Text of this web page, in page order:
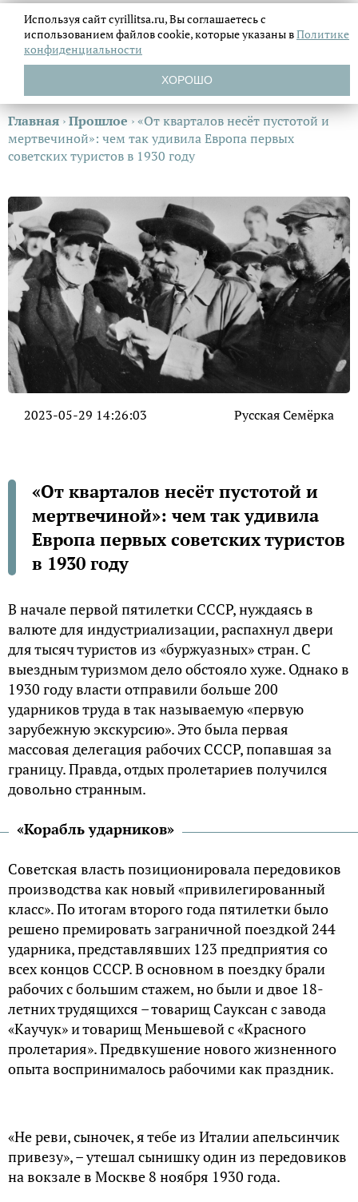
Главная ›Прошлое ›«От кварталов несёт пустотой и
мертвечиной»: чем так удивила Европа первых
советских туристов в 1930 году
2023-05-29 14:26:03 Русская Семёрка
«От кварталов несёт пустотой и
мертвечиной»: чем так удивила
Европа первых советских туристов
в 1930 году
В начале первой пятилетки СССР, нуждаясь в
валюте для индустриализации, распахнул двери
для тысяч туристов из «буржуазных» стран. С
выездным туризмом дело обстояло хуже. Однако в
1930 году власти отправили больше 200
ударников труда в так называемую «первую
зарубежную экскурсию». Это была первая
массовая делегация рабочих СССР, попавшая за
границу. Правда, отдых пролетариев получился
довольно странным.
«Корабль ударников»
Советская власть позиционировала передовиков
производства как новый «привилегированный
класс». По итогам второго года пятилетки было
решено премировать заграничной поездкой 244
ударника, представлявших 123 предприятия со
всех концов СССР. В основном в поездку брали
рабочих с большим стажем, но были и двое 18-
летних трудящихся – товарищ Сауксан с завода
«Каучук» и товарищ Меньшевой с «Красного
пролетария». Предвкушение нового жизненного
опыта воспринималось рабочими как праздник.
«Не реви, сыночек, я тебе из Италии апельсинчик
привезу», – утешал сынишку один из передовиков
на вокзале в Москве 8 ноября 1930 года.
Используя сайт cyrillitsa.ru, Вы соглашаетесь с
использованием файловcookie, которые указаны вПолитике
конфиденциальности
ХОРОШО